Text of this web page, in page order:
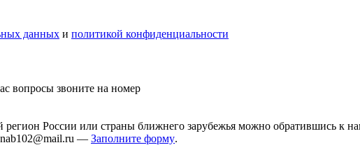
данных и политикой конфиденциальности
вопросы звоните на номер
России или страны ближнего зарубежья можно обратившись к
— Заполните форму.